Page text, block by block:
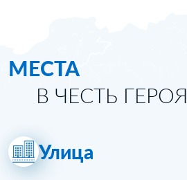
МЕСТА
В ЧЕСТЬ ГЕРОЯ
Улица